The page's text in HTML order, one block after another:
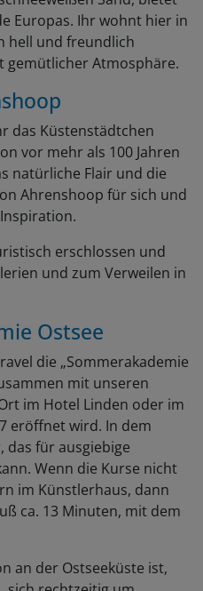
Europas. Ihr wohnt hier in
hell und freundlich
gemütlicher Atmosphäre.
das Küstenstädtchen
vor mehr als 100 Jahren
natürliche Flair und die
Ahrenshoop für sich und
erschlossen und
und zum Verweilen in
Ostsee
die „Sommerakademie
mit unseren
im Hotel Linden oder im
eröffnet wird. In dem
das für ausgiebige
Wenn die Kurse nicht
im Künstlerhaus, dann
ca. 13 Minuten, mit dem
an der Ostseeküste ist,